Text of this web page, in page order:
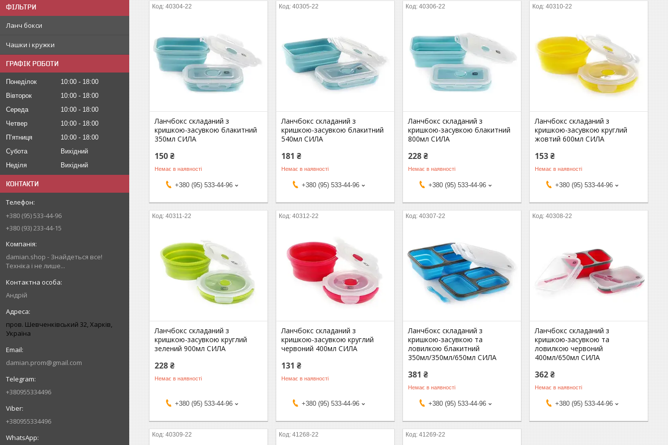
ФІЛЬТРИ
Ланч бокси
Чашки і кружки
ГРАФІК РОБОТИ
Понеділок 10:00
18:00
Вівторок
10:00
18:00
Середа
10:00
18:00
Четвер
10:00
18:00
Пʼятниця
10:00
18:00
Субота
Вихідний
Неділя
Вихідний
КОНТАКТИ
+380 (95) 533-44-96
+380 (93) 233-44-15
damian.shop - Знайдеться все!
Техніка і не лише...
Андрій
пров. Шевченківський 32, Харків,
Україна
damian.prom@gmail.com
+380955334496
+380955334496
40304-22
Ланчбокс складаний з
кришкою-засувкою блакитний
350мл СИЛА
150 ₴
Немає в наявності
+380 (95) 533-44-96
40305-22
Ланчбокс складаний з
кришкою-засувкою блакитний
540мл СИЛА
181 ₴
Немає в наявності
+380 (95) 533-44-96
40306-22
Ланчбокс складаний з
кришкою-засувкою блакитний
800мл СИЛА
228 ₴
Немає в наявності
+380 (95) 533-44-96
40310-22
Ланчбокс складаний з
кришкою-засувкою круглий
жовтий 600мл СИЛА
153 ₴
Немає в наявності
+380 (95) 533-44-96
40311-22
Ланчбокс складаний з
кришкою-засувкою круглий
зелений 900мл СИЛА
228 ₴
Немає в наявності
+380 (95) 533-44-96
40312-22
Ланчбокс складаний з
кришкою-засувкою круглий
червоний 400мл СИЛА
131 ₴
Немає в наявності
+380 (95) 533-44-96
40307-22
Ланчбокс складаний з
кришкою-засувкою та
ловилкою блакитний
350мл/350мл/650мл СИЛА
381 ₴
Немає в наявності
+380 (95) 533-44-96
40308-22
Ланчбокс складаний з
кришкою-засувкою та
ловилкою червоний
400мл/650мл СИЛА
362 ₴
Немає в наявності
+380 (95) 533-44-96
40309-22 41268-22 41269-22